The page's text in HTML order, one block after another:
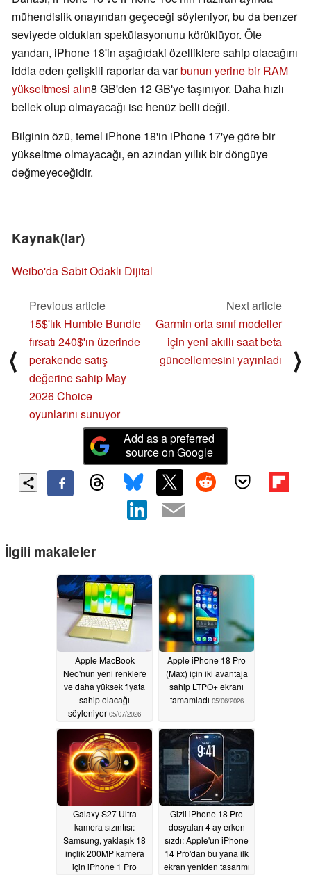
mühendislik onayından geçeceği söyleniyor, bu da benzer
seviyede oldukları spekülasyonunu körüklüyor. Öte
yandan, iPhone 18'in aşağıdaki özelliklere sahip olacağını
iddia eden çelişkili raporlar da varbunun yerine bir RAM
yükseltmesi alın8 GB'den 12 GB'ye taşınıyor. Daha hızlı
bellek olup olmayacağı ise henüz belli değil.
Bilginin özü, temel iPhone 18'in iPhone 17'ye göre bir
yükseltme olmayacağı, en azından yıllık bir döngüye
değmeyeceğidir.
Kaynak(lar)
Weibo'da Sabit Odaklı Dijital
⟨
Previous article
15$'lık Humble Bundle
fırsatı 240$'ın üzerinde
perakende satış
değerine sahip May
2026 Choice
oyunlarını sunuyor
Next article
Garmin orta sınıf modeller
için yeni akıllı saat beta
güncellemesini yayınladı
⟩
Add as a preferred
source on Google
İlgili makaleler
Apple MacBook
Neo'nun yeni renklere
ve daha yüksek fiyata
sahip olacağı
söyleniyor 05/07/2026
Apple iPhone 18 Pro
(Max) için iki avantaja
sahip LTPO+ ekranı
tamamladı 05/06/2026
Galaxy S27 Ultra
kamera sızıntısı:
Samsung, yaklaşık 18
inçlik 200MP kamera
için iPhone 1 Pro
Gizli iPhone 18 Pro
dosyaları 4 ay erken
sızdı: Apple'un iPhone
14 Pro'dan bu yana ilk
ekran yeniden tasarımı